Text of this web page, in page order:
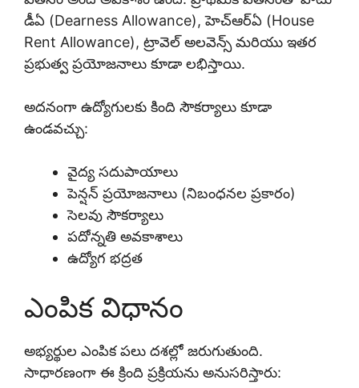
డీఏ (Dearness Allowance), హెచ్ఆర్ఏ (House
Rent Allowance), ట్రావెల్ అలవెన్స్ మరియు ఇతర
ప్రభుత్వ ప్రయోజనాలు కూడా లభిస్తాయి.
అదనంగా ఉద్యోగులకు కింది సౌకర్యాలు కూడా
ఉండవచ్చు:
వైద్య సదుపాయాలు
పెన్షన్ ప్రయోజనాలు (నిబంధనల ప్రకారం)
సెలవు సౌకర్యాలు
పదోన్నతి అవకాశాలు
ఉద్యోగ భద్రత
ఎంపిక విధానం
అభ్యర్థుల ఎంపిక పలు దశల్లో జరుగుతుంది.
సాధారణంగా ఈ క్రింది ప్రక్రియను అనుసరిస్తారు: